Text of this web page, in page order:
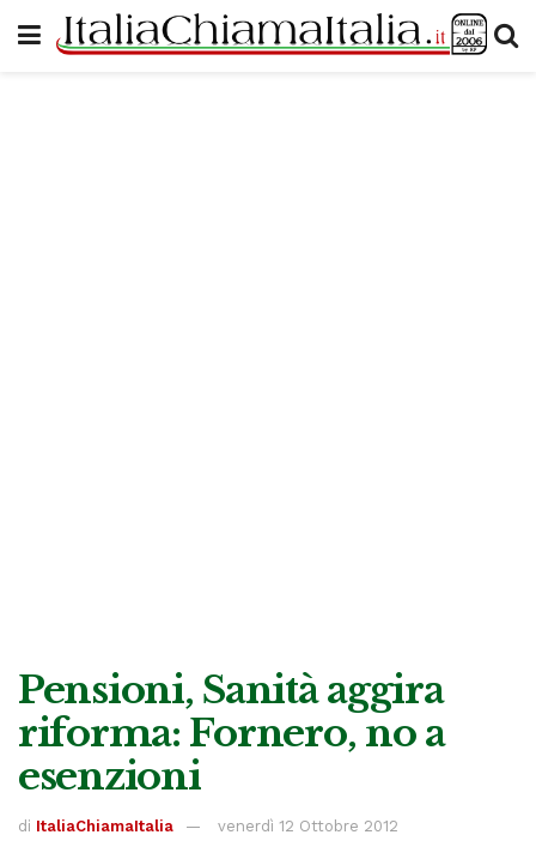
Pensioni, Sanità aggira
riforma: Fornero, no a
esenzioni
di ItaliaChiamaItalia
venerdì 12 Ottobre 2012